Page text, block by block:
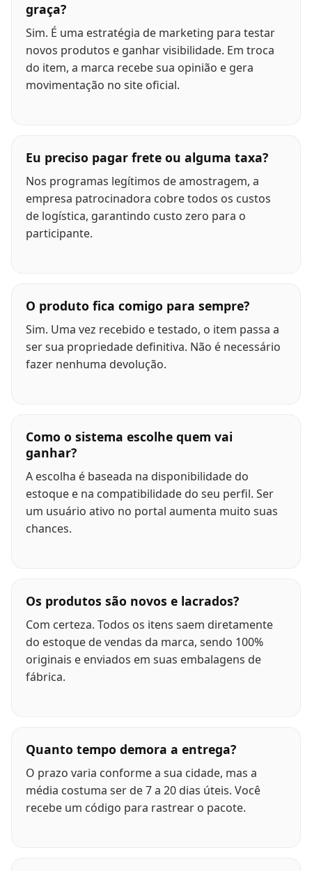
graça?
Sim. É uma estratégia de marketing para testar
novos produtos e ganhar visibilidade. Em troca
do item, a marca recebe sua opinião e gera
movimentação no site oficial.
Eu preciso pagar frete ou alguma taxa?
Nos programas legítimos de amostragem, a
empresa patrocinadora cobre todos os custos
de logística, garantindo custo zero para o
participante.
O produto fica comigo para sempre?
Sim. Uma vez recebido e testado, o item passa a
ser sua propriedade definitiva. Não é necessário
fazer nenhuma devolução.
Como o sistema escolhe quem vai
ganhar?
A escolha é baseada na disponibilidade do
estoque e na compatibilidade do seu perfil. Ser
um usuário ativo no portal aumenta muito suas
chances.
Os produtos são novos e lacrados?
Com certeza. Todos os itens saem diretamente
do estoque de vendas da marca, sendo 100%
originais e enviados em suas embalagens de
fábrica.
Quanto tempo demora a entrega?
O prazo varia conforme a sua cidade, mas a
média costuma ser de 7 a 20 dias úteis. Você
recebe um código para rastrear o pacote.